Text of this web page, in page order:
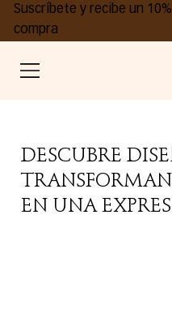
Suscríbete y recibe un
compra
DESCUBRE
EN UNA